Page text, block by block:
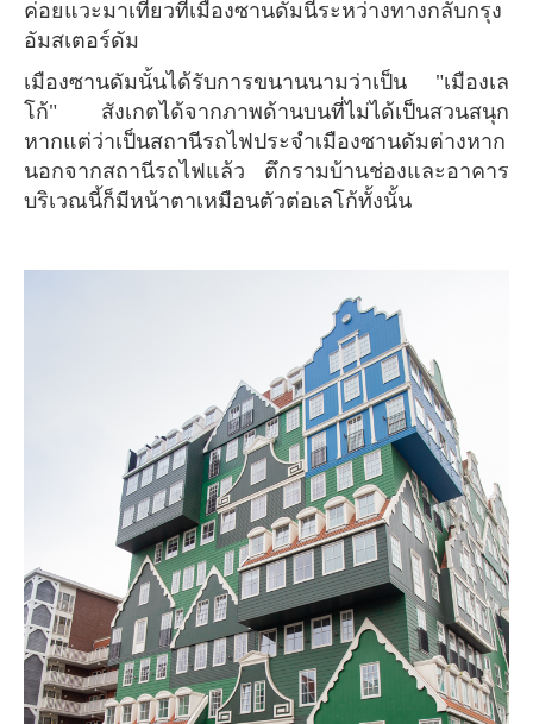
ค่อยแวะมาเที่ยวที่เมืองซานดัมนี้ระหว่างทางกลับกรุง
อัมสเตอร์ดัม
เมืองซานดัมนั้นได้รับการขนานนามว่าเป็น "เมืองเล
โก้" สังเกตได้จากภาพด้านบนที่ไม่ได้เป็นสวนสนุก
หากแต่ว่าเป็นสถานีรถไฟประจำเมืองซานดัมต่างหาก
นอกจากสถานีรถไฟแล้ว ตึกรามบ้านช่องและอาคาร
บริเวณนี้ก็มีหน้าตาเหมือนตัวต่อเลโก้ทั้งนั้น